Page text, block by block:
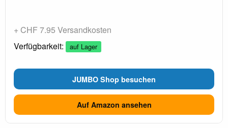
+ CHF 7.95 Versandkosten
Verfügbarkeit:
auf Lager
JUMBO Shop besuchen
Auf Amazon ansehen